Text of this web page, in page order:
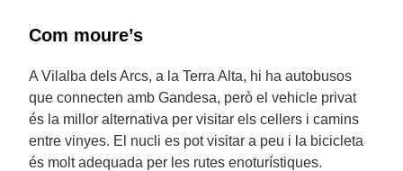
Com moure’s
A Vilalba dels Arcs, a la Terra Alta, hi ha autobusos
que connecten amb Gandesa, però el vehicle privat
és la millor alternativa per visitar els cellers i camins
entre vinyes. El nucli es pot visitar a peu i la bicicleta
és molt adequada per les rutes enoturístiques.